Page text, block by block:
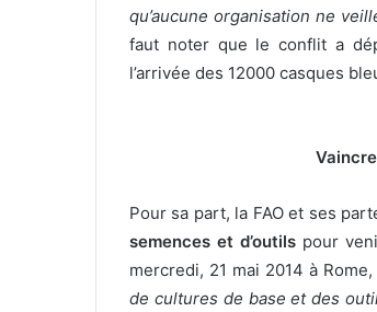
qu’aucune organisation ne
faut noter que le conflit a
l’arrivée des 12000 casques
Pour sa part, la FAO et ses
semences et d’outils pour
mercredi, 21 mai 2014 à
de cultures de base et des